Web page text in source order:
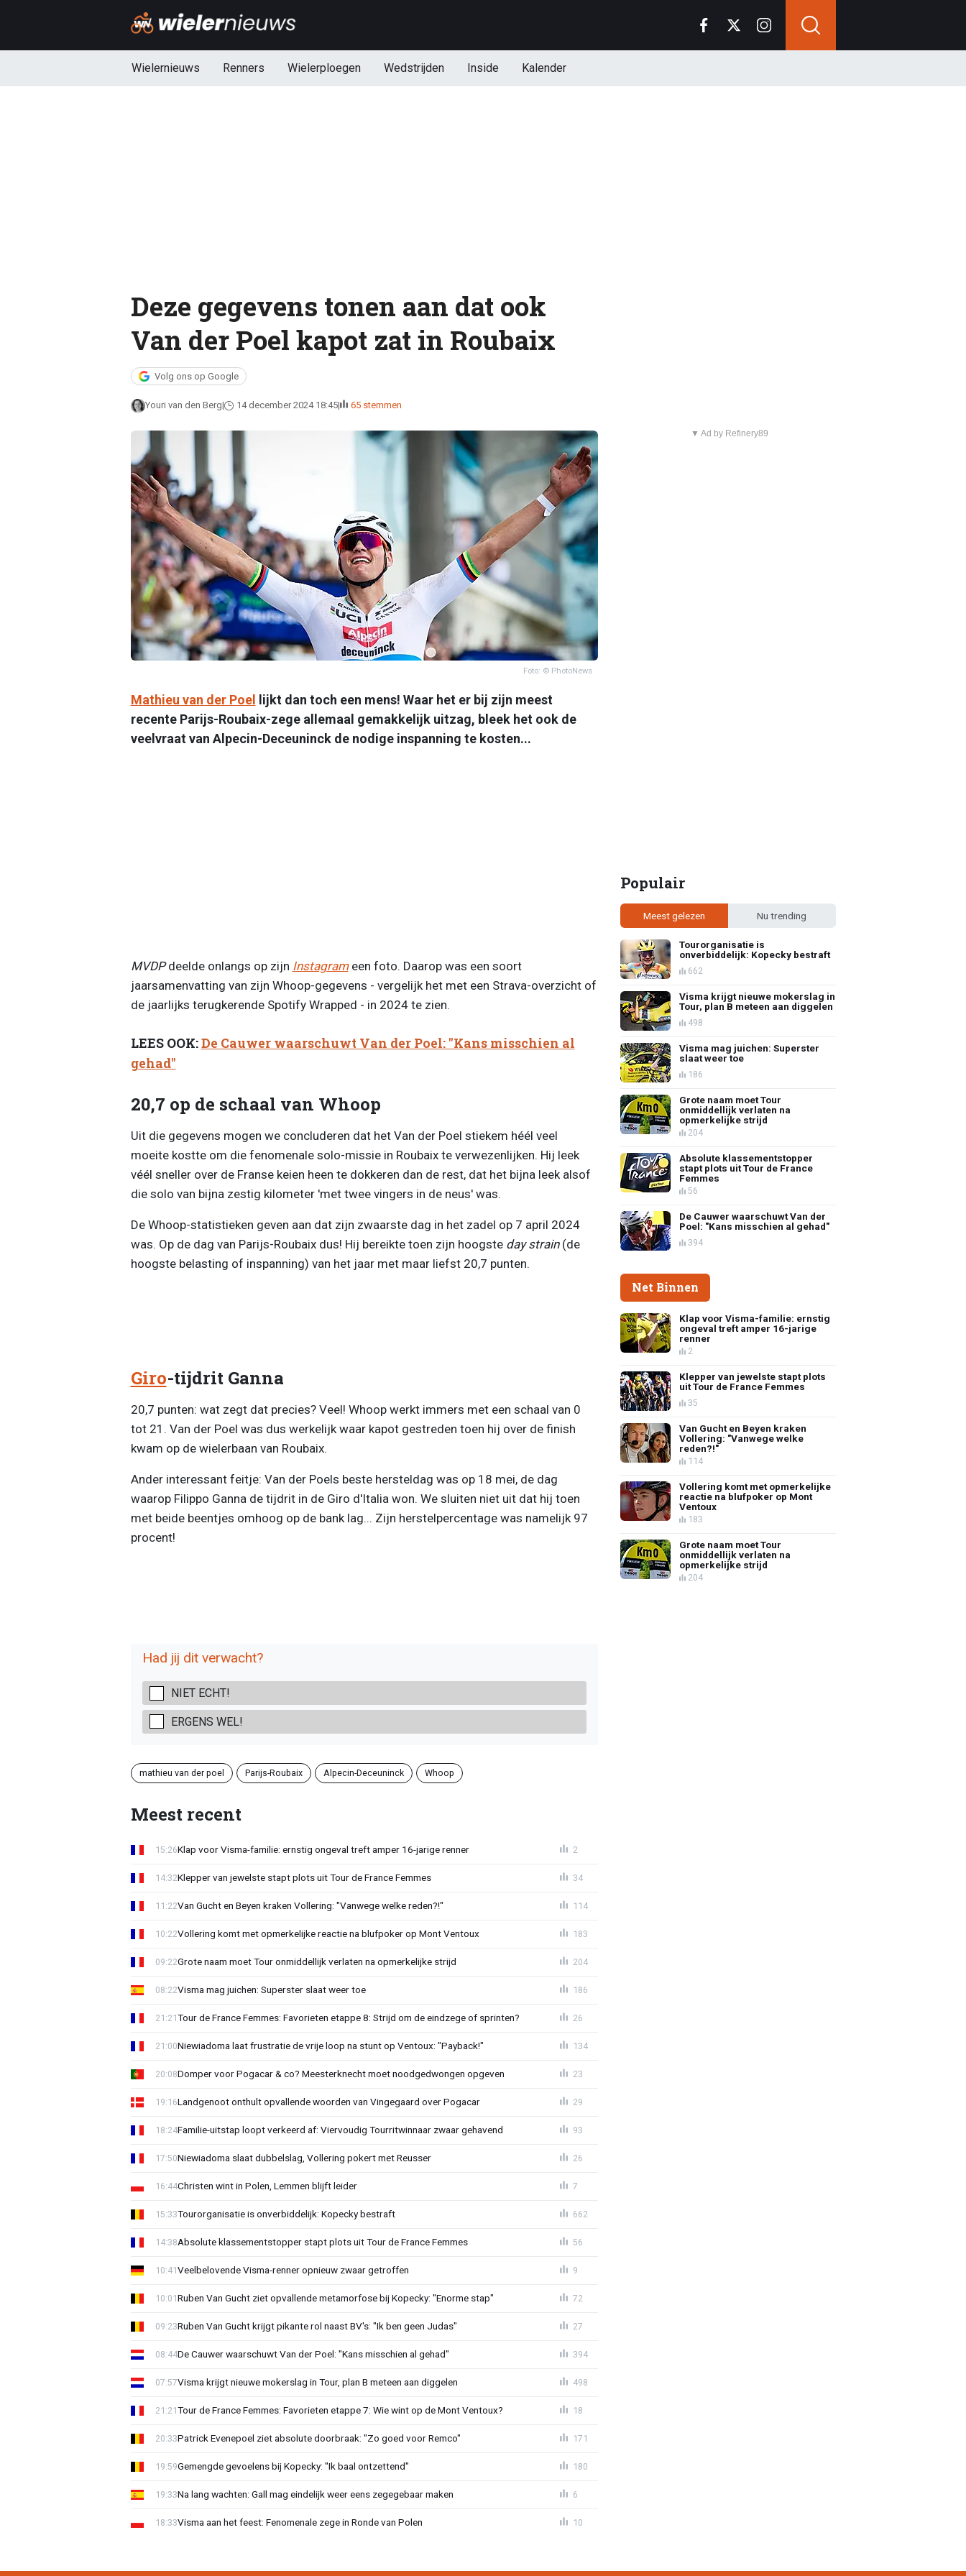
Wielernieuws Renners Wielerploegen Wedstrijden Inside Kalender
Deze gegevens tonen aan dat ook
Van der Poel kapot zat in Roubaix
Volg ons op Google
Youri van den Berg 14 december 2024 18:45 65 stemmen
Foto: © PhotoNews
Mathieu van der Poel lijkt dan toch een mens! Waar het er bij zijn meest
recente Parijs-Roubaix-zege allemaal gemakkelijk uitzag, bleek het ook de
veelvraat van Alpecin-Deceuninck de nodige inspanning te kosten...
MVDPdeelde onlangs op zijn Instagrameen foto. Daarop was een soort
jaarsamenvatting van zijn Whoop-gegevens - vergelijk het met een Strava-overzicht of
de jaarlijks terugkerende Spotify Wrapped - in 2024 te zien.
LEES OOK:De Cauwer waarschuwt Van der Poel: "Kans misschien al
gehad"
20,7 op de schaal van Whoop
Uit die gegevens mogen we concluderen dat het Van der Poel stiekem héél veel
moeite kostte om die fenomenale solo-missie in Roubaix te verwezenlijken. Hij leek
véél sneller over de Franse keien heen te dokkeren dan de rest, dat het bijna leek alsof
die solo van bijna zestig kilometer 'met twee vingers in de neus' was.
De Whoop-statistieken geven aan dat zijn zwaarste dag in het zadel op 7 april 2024
was. Op de dag van Parijs-Roubaix dus! Hij bereikte toen zijn hoogste day strain(de
hoogste belasting of inspanning) van het jaar met maar liefst 20,7 punten.
Giro-tijdrit Ganna
20,7 punten: wat zegt dat precies? Veel! Whoop werkt immers met een schaal van 0
tot 21. Van der Poel was dus werkelijk waar kapot gestreden toen hij over de finish
kwam op de wielerbaan van Roubaix.
Ander interessant feitje: Van der Poels beste hersteldag was op 18 mei, de dag
waarop Filippo Ganna de tijdrit in de Giro d'Italia won. We sluiten niet uit dat hij toen
met beide beentjes omhoog op de bank lag... Zijn herstelpercentage was namelijk 97
procent!
Had jij dit verwacht?
NIET ECHT!
ERGENS WEL!
mathieu van der poel Parijs-Roubaix Alpecin-Deceuninck Whoop
Meest recent
Klap voor Visma-familie: ernstig ongeval treft amper 16-jarige renner
15:26 2
Klepper van jewelste stapt plots uit Tour de France Femmes
14:32 34
Van Gucht en Beyen kraken Vollering: "Vanwege welke reden?!"
11:22 114
Vollering komt met opmerkelijke reactie na blufpoker op Mont Ventoux
10:22 183
Grote naam moet Tour onmiddellijk verlaten na opmerkelijke strijd
09:22 204
Visma mag juichen: Superster slaat weer toe
08:22 186
Tour de France Femmes: Favorieten etappe 8: Strijd om de eindzege of sprinten?
21:21 26
Niewiadoma laat frustratie de vrije loop na stunt op Ventoux: "Payback!"
21:00 134
Domper voor Pogacar & co? Meesterknecht moet noodgedwongen opgeven
20:08 23
Landgenoot onthult opvallende woorden van Vingegaard over Pogacar
19:16 29
Familie-uitstap loopt verkeerd af: Viervoudig Tourritwinnaar zwaar gehavend
18:24 93
Niewiadoma slaat dubbelslag, Vollering pokert met Reusser
17:50 26
Christen wint in Polen, Lemmen blijft leider
16:44 7
Tourorganisatie is onverbiddelijk: Kopecky bestraft
15:33 662
Absolute klassementstopper stapt plots uit Tour de France Femmes
14:38 56
Veelbelovende Visma-renner opnieuw zwaar getroffen
10:41 9
Ruben Van Gucht ziet opvallende metamorfose bij Kopecky: "Enorme stap"
10:01 72
Ruben Van Gucht krijgt pikante rol naast BV's: "Ik ben geen Judas"
09:23 27
De Cauwer waarschuwt Van der Poel: "Kans misschien al gehad"
08:44 394
Visma krijgt nieuwe mokerslag in Tour, plan B meteen aan diggelen
07:57 498
Tour de France Femmes: Favorieten etappe 7: Wie wint op de Mont Ventoux?
21:21 18
Patrick Evenepoel ziet absolute doorbraak: "Zo goed voor Remco"
20:33 171
Gemengde gevoelens bij Kopecky: "Ik baal ontzettend"
19:59 180
Na lang wachten: Gall mag eindelijk weer eens zegegebaar maken
19:33 6
Visma aan het feest: Fenomenale zege in Ronde van Polen
18:33 10
▼ Ad by Refinery89
Populair
Meest gelezen Nu trending
Tourorganisatie is
onverbiddelijk: Kopecky bestraft
662
Visma krijgt nieuwe mokerslag in
Tour, plan B meteen aan diggelen
498
Visma mag juichen: Superster
slaat weer toe
186
Grote naam moet Tour
onmiddellijk verlaten na
opmerkelijke strijd
204
Absolute klassementstopper
stapt plots uit Tour de France
Femmes
56
De Cauwer waarschuwt Van der
Poel: "Kans misschien al gehad"
394
Net Binnen
Klap voor Visma-familie: ernstig
ongeval treft amper 16-jarige
renner
2
Klepper van jewelste stapt plots
uit Tour de France Femmes
35
Van Gucht en Beyen kraken
Vollering: "Vanwege welke
reden?!"
114
Vollering komt met opmerkelijke
reactie na blufpoker op Mont
Ventoux
183
Grote naam moet Tour
onmiddellijk verlaten na
opmerkelijke strijd
204